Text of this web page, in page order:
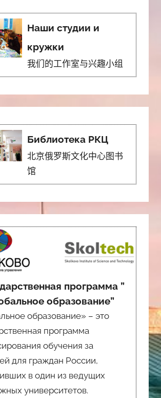
Наши студии и
кружки
我们的工作室与兴趣小组
Библиотека РКЦ
北京俄罗斯文化中心图书
馆
программа ”
образование”
образование» – это
программа
обучения за
для граждан России,
в один из ведущих
университетов.